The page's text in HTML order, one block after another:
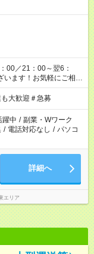
00／21：00～翌6：
大歓迎＃急募
躍中 / 副業・Wワーク
/ 電話対応なし / パソコ
詳細へ
エリア